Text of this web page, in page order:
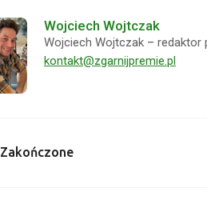
Wojciech Wojtczak
Wojciech Wojtczak – redaktor
kontakt@zgarnijpremie.pl
Zakończone